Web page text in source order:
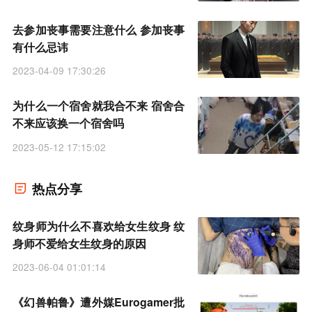
去参加丧事需要注意什么 参加丧事
有什么忌讳
2023-04-09 17:30:26
为什么一个宿舍就我合不来 宿舍合
不来应该换一个宿舍吗
2023-05-12 17:15:02
热点分享
纹身师为什么不喜欢给女生纹身 纹
身师不爱给女生纹身的原因
2023-06-04 01:01:14
《幻兽帕鲁》遭外媒Eurogamer批